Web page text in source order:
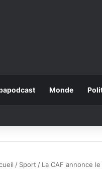
Monde
/ Sport / La CAF annonce